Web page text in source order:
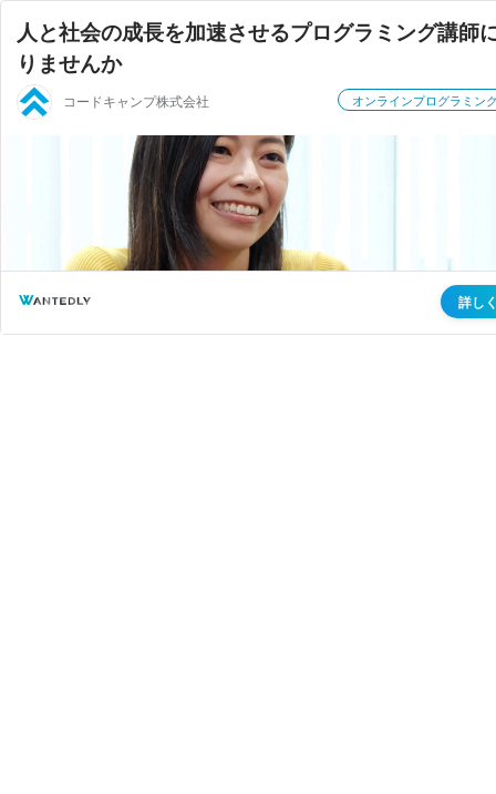
人と社会の成長を加速させるプログラミング講師
りませんか
コードキャンプ株式会社 オンラインプログラミン
詳し